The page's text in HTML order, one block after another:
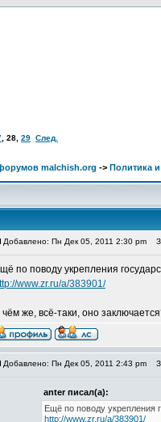
28 29 След.
malchish.org -> Политика
Добавлено: Пн Дек 05, 2011 2:30 pm
по поводу укрепления
www.zr.ru/a/383901/
чём же, всё-таки, оно
Добавлено: Пн Дек 05, 2011 2:43 pm
anter писал(а):
Ещё по поводу укрепления
http://www.zr.ru/a/383901/